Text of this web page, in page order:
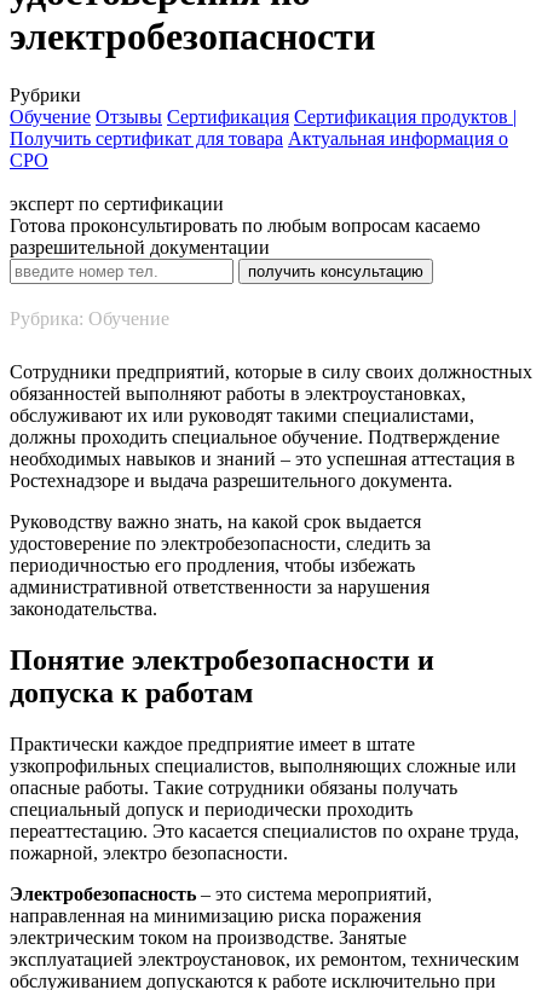
электробезопасности
Рубрики
Обучение Отзывы Сертификация Сертификация продуктов |
Получить сертификат для товара Актуальная информация о
СРО
эксперт по сертификации
Готова проконсультировать по любым вопросам касаемо
разрешительной документации
Рубрика: Обучение
Сотрудники предприятий, которые в силу своих должностных
обязанностей выполняют работы в электроустановках,
обслуживают их или руководят такими специалистами,
должны проходить специальное обучение. Подтверждение
необходимых навыков и знаний – это успешная аттестация в
Ростехнадзоре и выдача разрешительного документа.
Руководству важно знать, на какой срок выдается
удостоверение по электробезопасности, следить за
периодичностью его продления, чтобы избежать
административной ответственности за нарушения
законодательства.
Понятие электробезопасности и
допуска к работам
Практически каждое предприятие имеет в штате
узкопрофильных специалистов, выполняющих сложные или
опасные работы. Такие сотрудники обязаны получать
специальный допуск и периодически проходить
переаттестацию. Это касается специалистов по охране труда,
пожарной, электро безопасности.
Электробезопасность – это система мероприятий,
направленная на минимизацию риска поражения
электрическим током на производстве. Занятые
эксплуатацией электроустановок, их ремонтом, техническим
обслуживанием допускаются к работе исключительно при